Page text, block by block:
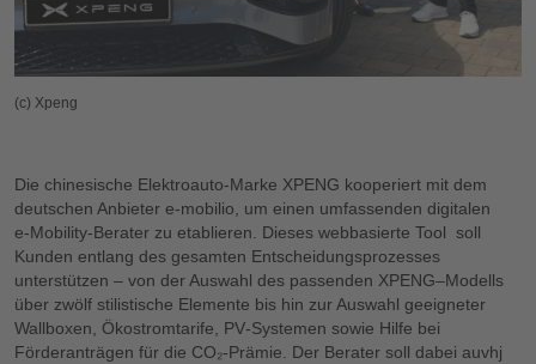
(c) Xpeng
Die chinesische Elektroauto-Marke XPENG kooperiert mit dem
deutschen Anbieter e‑mobilio, um einen umfassenden digitalen
e‑Mobility‑Berater zu etablieren. Dieses webbasierte Tool soll
Kunden entlang des gesamten Entscheidungsprozesses
unterstützen – von der Auswahl des passenden XPENG–Modells
über zwölf stilistische Elemente bis hin zur Auswahl geeigneter
Wallboxen, Ökostromtarife, PV‑Systemen sowie Hilfe bei
Förderanträgen für die CO₂‑Prämie. Der Berater soll dabei auvhj